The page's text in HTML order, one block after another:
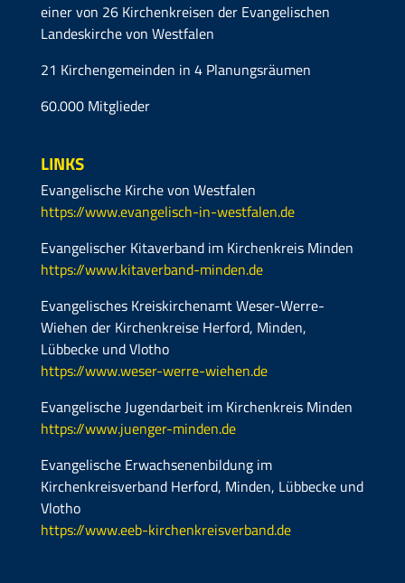
einer von 26 Kirchenkreisen der Evangelischen
Landeskirche von Westfalen
21 Kirchengemeinden in 4 Planungsräumen
60.000 Mitglieder
LINKS
Evangelische Kirche von Westfalen
https://www.evangelisch-in-westfalen.de
Evangelischer Kitaverband im Kirchenkreis Minden
https://www.kitaverband-minden.de
Evangelisches Kreiskirchenamt Weser-Werre-
Wiehen der Kirchenkreise Herford, Minden,
Lübbecke und Vlotho
https://www.weser-werre-wiehen.de
Evangelische Jugendarbeit im Kirchenkreis Minden
https://www.juenger-minden.de
Evangelische Erwachsenenbildung im
Kirchenkreisverband Herford, Minden, Lübbecke und
Vlotho
https://www.eeb-kirchenkreisverband.de